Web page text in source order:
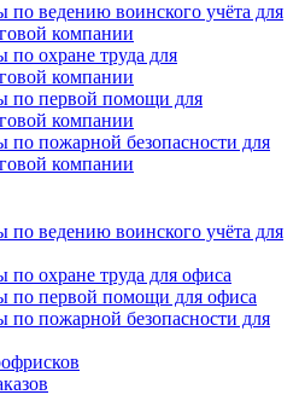
по ведению воинского учёта для
компании
по охране труда для
компании
по первой помощи для
компании
по пожарной безопасности для
компании
по ведению воинского учёта для
по охране труда для офиса
по первой помощи для офиса
по пожарной безопасности для